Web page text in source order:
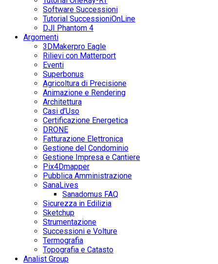
Software Successioni
Tutorial SuccessioniOnLine
DJI Phantom 4
Argomenti
3DMakerpro Eagle
Rilievi con Matterport
Eventi
Superbonus
Agricoltura di Precisione
Animazione e Rendering
Architettura
Casi d’Uso
Certificazione Energetica
DRONE
Fatturazione Elettronica
Gestione del Condominio
Gestione Impresa e Cantiere
Pix4Dmapper
Pubblica Amministrazione
SanaLives
Sanadomus FAQ
Sicurezza in Edilizia
Sketchup
Strumentazione
Successioni e Volture
Termografia
Topografia e Catasto
Analist Group